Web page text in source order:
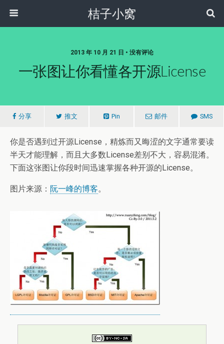
桔子小窝
2013 年 10 月 21 日 • 没有评论
一张图让你看懂各开源License
分享 推文 Pin 邮件 SMS
你是否遇到过开源License，精炼而又晦涩的文字通常要读
半天才能理解，而且大多数License差别不大，容易混淆。
下面这张图让你段时间迅速掌握各种开源的License。
图片来源： 阮一峰的博客。